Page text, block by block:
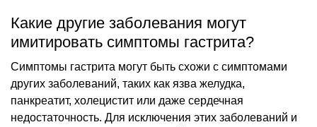
Какие другие заболевания могут
имитировать симптомы гастрита?
Симптомы гастрита могут быть схожи с симптомами
других заболеваний, таких как язва желудка,
панкреатит, холецистит или даже сердечная
недостаточность. Для исключения этих заболеваний и